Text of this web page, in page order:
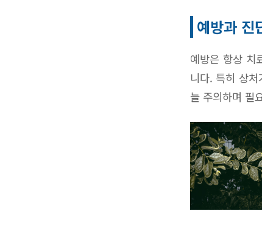
예방과 진
예방은 항상 치
니다. 특히 상
늘 주의하며 필